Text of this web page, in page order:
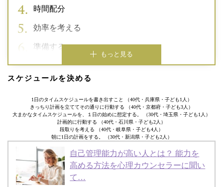
時間配分
効率を考える
準備する
もっと見る
スケジュールを決める
1日のタイムスケジュールを書き出すこと （40代・兵庫県・子ども1人）
きっちり計画を立ててその通りに行動する （40代・京都府・子ども3人）
大まかなタイムスケジュールを、１日の始めに想定する。 （30代・埼玉県・子ども1人）
計画的に行動する （40代・石川県・子ども2人）
段取りを考える （40代・岐阜県・子ども4人）
朝に1日の計画をする。 （30代・新潟県・子ども2人）
自己管理能力が高い人とは？ 能力を
高める方法を心理カウンセラーに聞い
て…